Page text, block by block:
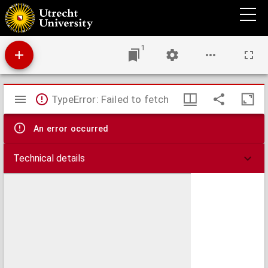
Kantteekeningen op het wetsontwerp tot verandering van de grens tusschen
Amsterdam en Nieuwer-Amstel en op de daarbij behoorende memorie van toelichting
1
Mirador
viewer
TypeError: Failed to fetch
An error occurred
Technical details